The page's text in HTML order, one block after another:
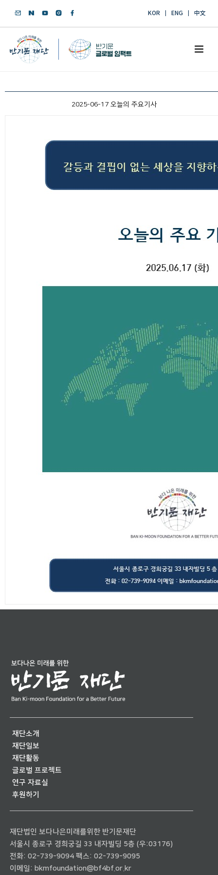
KOR ENG 中文
2025-06-17 오늘의 주요기사
재단소개
재단일보
재단활동
글로벌 프로젝트
연구 자료실
후원하기
재단법인 보다나은미래를위한 반기문재단
서울시 종로구 경희궁길 33 내자빌딩 5층 (우:03176)
전화: 02-739-9094 팩스: 02-739-9095
이메일: bkmfoundation@bf4bf.or.kr